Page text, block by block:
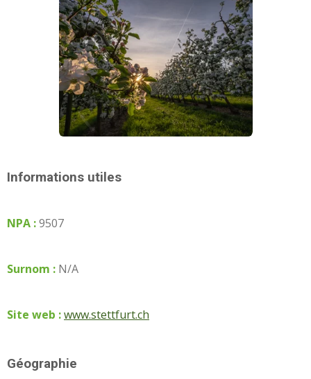
Informations utiles
NPA :9507
Surnom : N/A
Site web :www.stettfurt.ch
Géographie